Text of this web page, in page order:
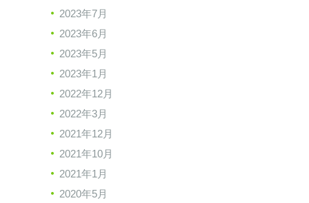
2023年7月
2023年6月
2023年5月
2023年1月
2022年12月
2022年3月
2021年12月
2021年10月
2021年1月
2020年5月